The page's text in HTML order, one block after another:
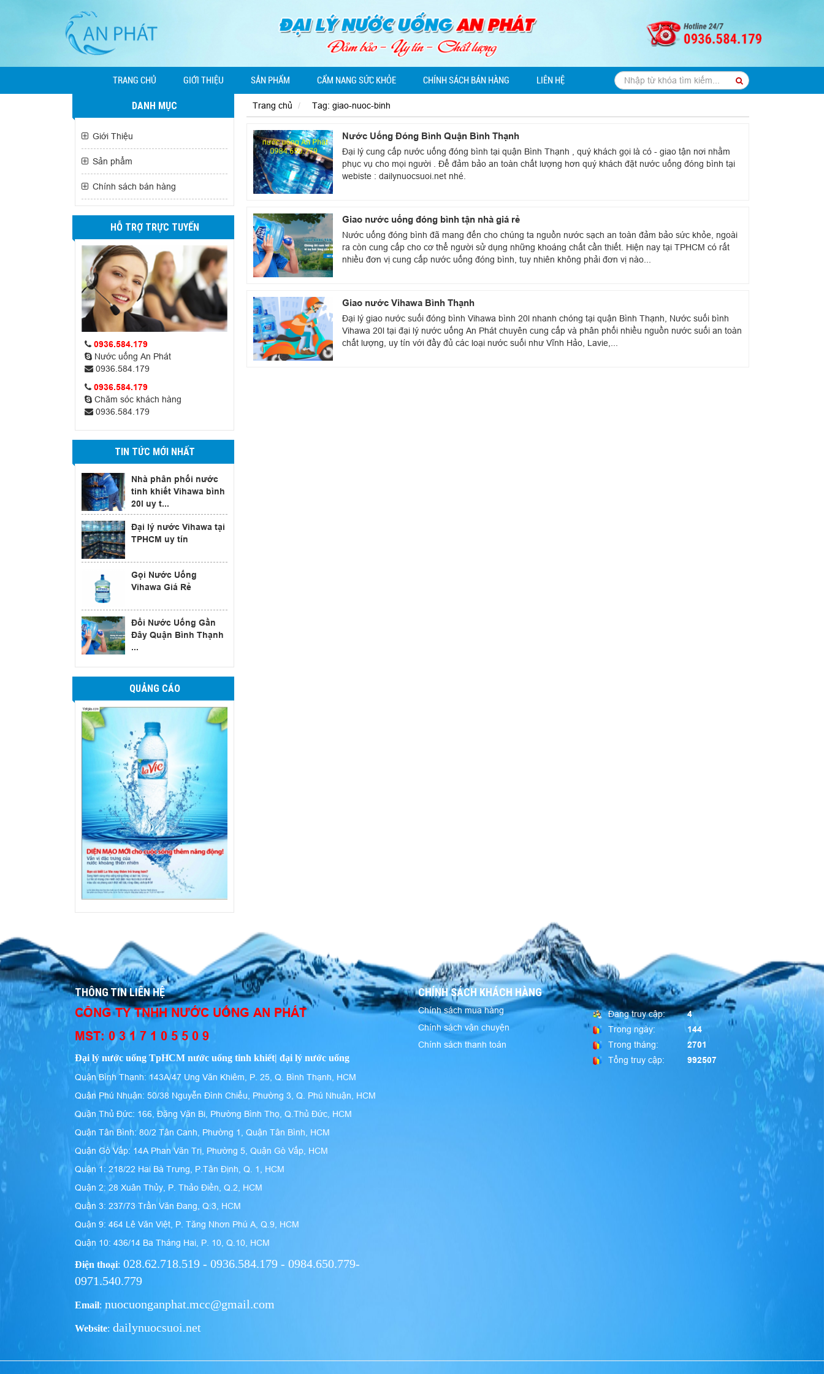
TRANG CHỦ GIỚI THIỆU SẢN PHẨM CẨM NANG SỨC KHỎE CHÍNH SÁCH BÁN HÀNG LIÊN HỆ
DANH MỤC
Giới Thiệu
Sản phẩm
Chính sách bán hàng
HỖ TRỢ TRỰC TUYẾN
0936.584.179
Nước uống An Phát
0936.584.179
0936.584.179
Chăm sóc khách hàng
0936.584.179
TIN TỨC MỚI NHẤT
Nhà phân phối nước
tinh khiết Vihawa bình
20l uy t...
Đại lý nước Vihawa tại
TPHCM uy tín
Gọi Nước Uống
Vihawa Giá Rẻ
Đổi Nước Uống Gần
Đây Quận Bình Thạnh
...
QUẢNG CÁO
Trang chủ Tag: giao-nuoc-binh
Nước Uống Đóng Bình Quận Bình Thạnh
Đại lý cung cấp nước uống đóng bình tại quận Bình Thạnh , quý khách gọi là có - giao tận nơi nhằm
phục vụ cho mọi người . Để đảm bảo an toàn chất lượng hơn quý khách đặt nước uống đóng bình tại
webiste : dailynuocsuoi.net nhé.
Giao nước uống đóng bình tận nhà giá rẻ
Nước uống đóng bình đã mang đến cho chúng ta nguồn nước sạch an toàn đảm bảo sức khỏe, ngoài
ra còn cung cấp cho cơ thể người sử dụng những khoáng chất cần thiết. Hiện nay tại TPHCM có rất
nhiều đơn vị cung cấp nước uống đóng bình, tuy nhiên không phải đơn vị nào...
Giao nước Vihawa Bình Thạnh
Đại lý giao nước suối đóng bình Vihawa bình 20l nhanh chóng tại quận Bình Thạnh, Nước suối bình
Vihawa 20l tại đại lý nước uống An Phát chuyên cung cấp và phân phối nhiều nguồn nước suối an toàn
chất lượng, uy tín với đầy đủ các loại nước suối như Vĩnh Hảo, Lavie,...
THÔNG TIN LIÊN HỆ
CÔNG TY TNHH NƯỚC UỐNG AN PHÁT
MST: 0 3 1 7 1 0 5 5 0 9
Đại lý nước uống TpHCM nước uống tinh khiết| đại lý nước uống
Quận Bình Thạnh: 143A/47 Ung Văn Khiêm, P. 25, Q. Bình Thạnh, HCM
Quận Phú Nhuận: 50/38 Nguyễn Đình Chiểu, Phường 3, Q. Phú Nhuận, HCM
Quận Thủ Đức: 166, Đặng Văn Bi, Phường Bình Thọ, Q.Thủ Đức, HCM
Quận Tân Bình: 80/2 Tân Canh, Phường 1, Quận Tân Bình, HCM
Quận Gò Vấp: 14A Phan Văn Trị, Phường 5, Quận Gò Vấp, HCM
Quận 1: 218/22 Hai Bà Trưng, P.Tân Định, Q. 1, HCM
Quận 2: 28 Xuân Thủy, P. Thảo Điền, Q.2, HCM
Quận 3: 237/73 Trần Văn Đang, Q.3, HCM
Quận 9: 464 Lê Văn Việt, P. Tăng Nhơn Phú A, Q.9, HCM
Quận 10: 436/14 Ba Tháng Hai, P. 10, Q.10, HCM
Điện thoại: 028.62.718.519 - 0936.584.179 - 0984.650.779-
0971.540.779
Email: nuocuonganphat.mcc@gmail.com
Website: dailynuocsuoi.net
CHÍNH SÁCH KHÁCH HÀNG
Chính sách mua hàng
Chính sách vận chuyện
Chính sách thanh toán
Đang truy cập:
4
Trong ngày:
144
Trong tháng:
2701
Tổng truy cập:
992507